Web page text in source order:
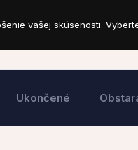
Ukončené
vašej skúsenosti.